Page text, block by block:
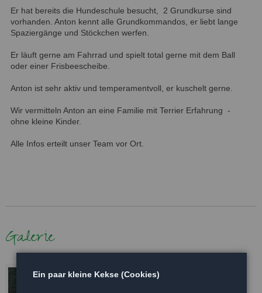
Er hat bereits die Hundeschule besucht, 2 Grundkurse sind
vorhanden. Anton kennt alle Grundkommandos, er liebt lange
Spaziergänge und Stöckchen werfen.
Er läuft gerne am Fahrrad und spielt total gerne mit dem Ball
oder einer Frisbeescheibe.
Anton ist sehr aktiv und temperamentvoll, er kuschelt gerne.
Wir vermitteln Anton an eine Familie mit Terrier Erfahrung -
ohne kleine Kinder.
Alle Infos erteilt unser Team vor Ort.
Galerie
Ein paar kleine Kekse (Cookies)